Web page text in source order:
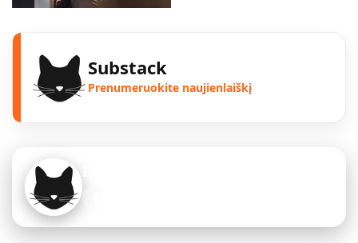
Substack
Prenumeruokite naujienlaiškį